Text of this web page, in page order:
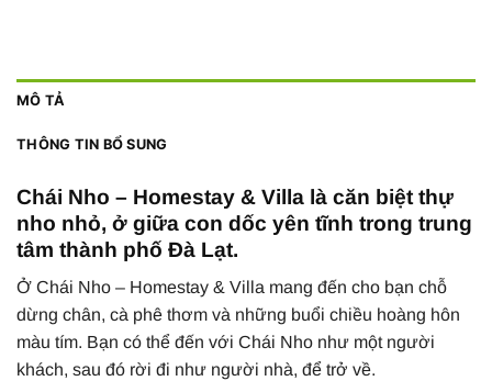
MÔ TẢ
THÔNG TIN BỔ SUNG
Chái Nho – Homestay & Villa là căn biệt thự
nho nhỏ, ở giữa con dốc yên tĩnh trong trung
tâm thành phố Đà Lạt.
Ở Chái Nho – Homestay & Villa mang đến cho bạn chỗ
dừng chân, cà phê thơm và những buổi chiều hoàng hôn
màu tím. Bạn có thể đến với Chái Nho như một người
khách, sau đó rời đi như người nhà, để trở về.